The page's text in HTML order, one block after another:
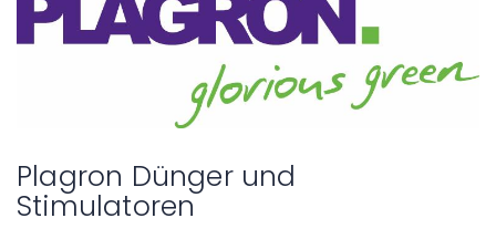
Plagron Dünger und
Stimulatoren